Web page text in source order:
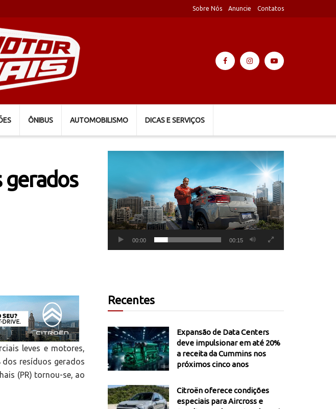
Sobre Nós Anuncie Contatos
ÔNIBUS AUTOMOBILISMO DICAS E SERVIÇOS
gerados
leves e motores,
dos resíduos gerados
(PR) tornou-se, ao
00:00 00:15
Recentes
Expansão de Data Centers
deve impulsionar em até 20%
a receita da Cummins nos
próximos cinco anos
Citroën oferece condições
especiais para Aircross e